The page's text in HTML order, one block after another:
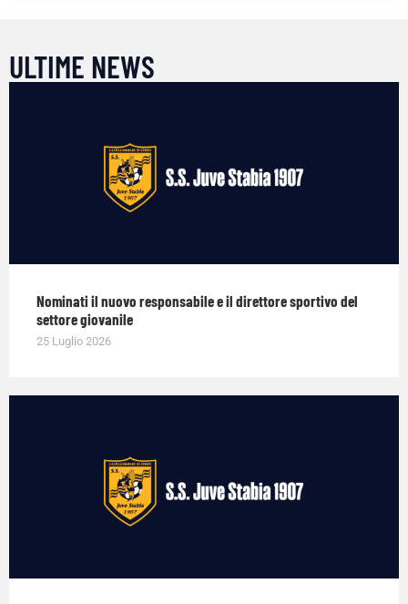
ULTIME NEWS
Nominati il nuovo responsabile e il direttore sportivo del
settore giovanile
25 Luglio 2026